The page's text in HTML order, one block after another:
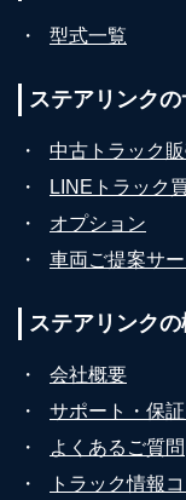
・ 型式一覧
ステアリンクの
・ 中古トラック
・
LINEトラック
・
オプション
・
車両ご提案サ
ステアリンクの
・ 会社概要
・
サポート・保
・
よくあるご質問
・
トラック情報